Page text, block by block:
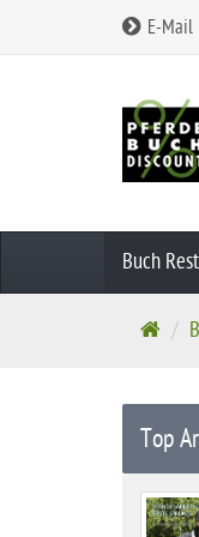
E-Mail
Buch
S
t
e
Top